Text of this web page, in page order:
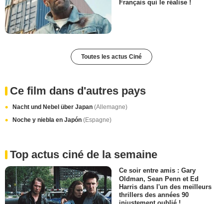
Français qui le réalise !
Toutes les actus Ciné
Ce film dans d'autres pays
Nacht und Nebel über Japan (Allemagne)
Noche y niebla en Japón (Espagne)
Top actus ciné de la semaine
Ce soir entre amis : Gary
Oldman, Sean Penn et Ed
Harris dans l'un des meilleurs
thrillers des années 90
injustement oublié !